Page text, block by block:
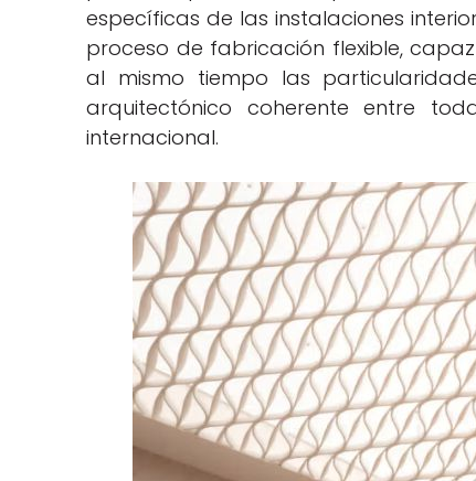
específicas de las instalaciones
proceso de fabricación flexible,
al mismo tiempo las
arquitectónico coherente entre
internacional.